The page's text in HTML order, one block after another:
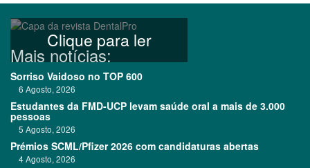
Clique para ler
Mais notícias:
Sorriso Vaidoso no TOP 600
6 Agosto, 2026
Estudantes da FMD-UCP levam saúde oral a mais de 3.000
pessoas
5 Agosto, 2026
Prémios SCML/Pfizer 2026 com candidaturas abertas
4 Agosto, 2026